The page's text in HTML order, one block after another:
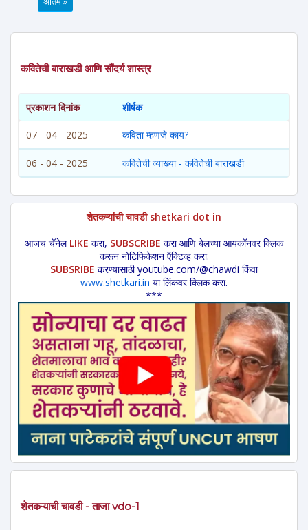
कवितेची बाराखडी आणि सौंदर्य शास्त्र
प्रकाशन दिनांक शीर्षक
07 - 04 - 2025 कविता म्हणजे काय?
06 - 04 - 2025 कवितेची व्याख्या - कवितेची बाराखडी
शेतकऱ्यांची चावडी shetkari dot in
आजच चॅनेल LIKE करा, SUBSCRIBE करा आणि बेलच्या आयकॉनवर क्लिक
करून नोटिफिकेशन ऍक्टिव्ह करा.
SUBSRIBE करण्यासाठी youtube.com/@chawdi किंवा
www.shetkari.in या लिंकवर क्लिक करा.
***
शेतकऱ्याची चावडी - ताजा vdo-1